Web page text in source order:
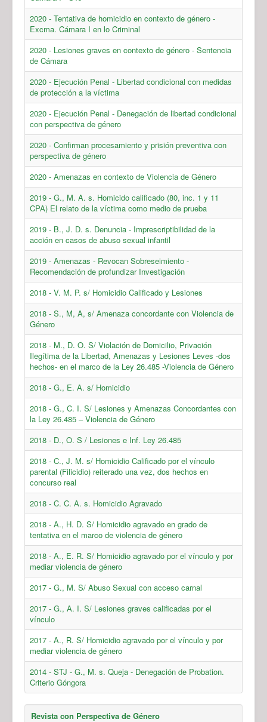
2020 - Tentativa de homicidio en contexto de género -
Excma. Cámara I en lo Criminal
2020 - Lesiones graves en contexto de género - Sentencia
de Cámara
2020 - Ejecución Penal - Libertad condicional con medidas
de protección a la víctima
2020 - Ejecución Penal - Denegación de libertad condicional
con perspectiva de género
2020 - Confirman procesamiento y prisión preventiva con
perspectiva de género
2020 - Amenazas en contexto de Violencia de Género
2019 - G., M. A. s. Homicido calificado (80, inc. 1 y 11
CPA) El relato de la víctima como medio de prueba
2019 - B., J. D. s. Denuncia - Imprescriptibilidad de la
acción en casos de abuso sexual infantil
2019 - Amenazas - Revocan Sobreseimiento -
Recomendación de profundizar Investigación
2018 - V. M. P. s/ Homicidio Calificado y Lesiones
2018 - S., M, A, s/ Amenaza concordante con Violencia de
Género
2018 - M., D. O. S/ Violación de Domicilio, Privación
Ilegítima de la Libertad, Amenazas y Lesiones Leves -dos
hechos- en el marco de la Ley 26.485 -Violencia de Género
2018 - G., E. A. s/ Homicidio
2018 - G., C. I. S/ Lesiones y Amenazas Concordantes con
la Ley 26.485 – Violencia de Género
2018 - D., O. S / Lesiones e Inf. Ley 26.485
2018 - C., J. M. s/ Homicidio Calificado por el vínculo
parental (Filicidio) reiterado una vez, dos hechos en
concurso real
2018 - C. C. A. s. Homicidio Agravado
2018 - A., H. D. S/ Homicidio agravado en grado de
tentativa en el marco de violencia de género
2018 - A., E. R. S/ Homicidio agravado por el vínculo y por
mediar violencia de género
2017 - G., M. S/ Abuso Sexual con acceso carnal
2017 - G., A. I. S/ Lesiones graves calificadas por el
vínculo
2017 - A., R. S/ Homicidio agravado por el vínculo y por
mediar violencia de género
2014 - STJ - G., M. s. Queja - Denegación de Probation.
Criterio Góngora
Revista con Perspectiva de Género